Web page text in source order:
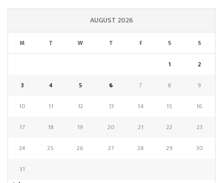
AUGUST 2026
M T W T F S S
1
2
3
4 5 6 7 8
9
10
11 12 13 14 15
16
17
18 19 20 21 22
23
24
25 26 27 28 29
30
31